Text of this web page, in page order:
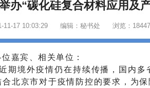
办“碳化硅复合材料应用及
11-17 10:03:29 编辑：秘书处 浏览：18447
嘉宾、相关单位：
期境外疫情仍在持续传播，国内
北京市对于疫情防控的要求，为